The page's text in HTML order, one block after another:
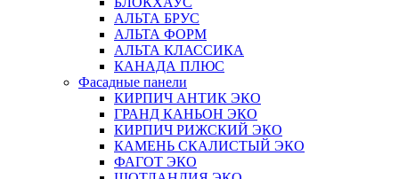
АЛЬТА БРУС
АЛЬТА ФОРМ
АЛЬТА КЛАССИКА
КАНАДА ПЛЮС
Фасадные панели
КИРПИЧ АНТИК ЭКО
ГРАНД КАНЬОН ЭКО
КИРПИЧ РИЖСКИЙ ЭКО
КАМЕНЬ СКАЛИСТЫЙ ЭКО
ФАГОТ ЭКО